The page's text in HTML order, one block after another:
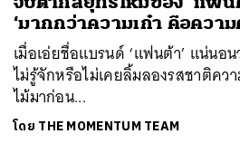
‘มากกว่าความเก๋า คือความ
เมื่อเอ่ยชื่อแบรนด์ ‘แฟนต้า’ แน่นอ
ไม่รู้จักหรือไม่เคยลิ้มลองรสชาติค
ไม้มาก่อน...
โดย THE MOMENTUM TEAM